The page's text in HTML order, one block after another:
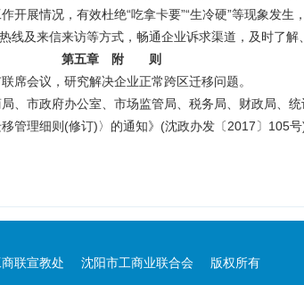
展情况，有效杜绝“吃拿卡要”“生冷硬”等现象发生，
线及来信来访等方式，畅通企业诉求渠道，及时了解、
第五章 附 则
席会议，研究解决企业正常跨区迁移问题。
、市政府办公室、市场监管局、税务局、财政局、 统
管理细则(修订)〉的通知》(沈政办发〔2017〕105号
联宣教处 沈阳市工商业联合会 版权所有